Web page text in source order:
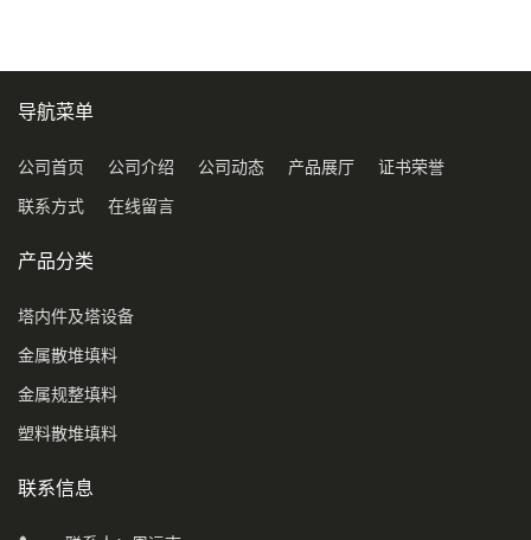
导航菜单
公司首页 公司介绍 公司动态 产品展厅 证书荣誉
联系方式 在线留言
产品分类
塔内件及塔设备
金属散堆填料
金属规整填料
塑料散堆填料
联系信息